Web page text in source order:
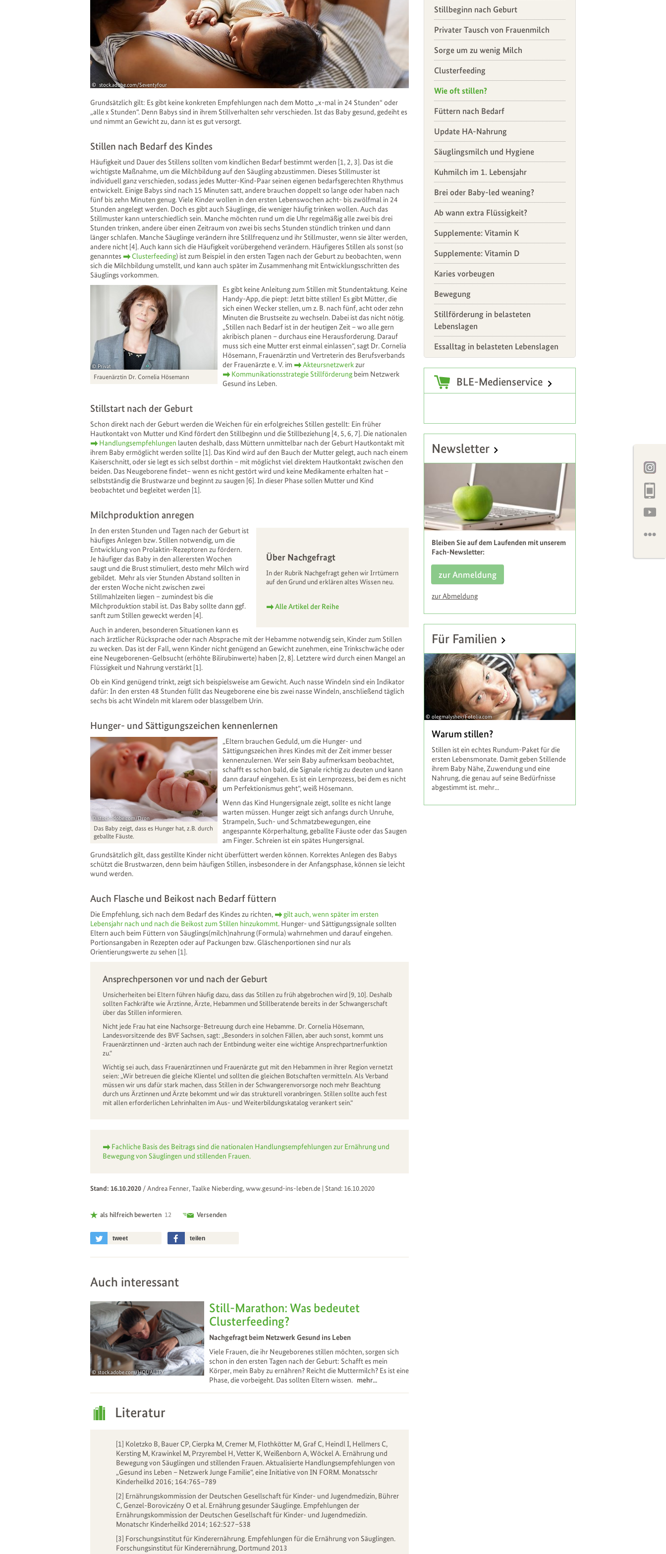
stock.adobe.com/Seventyfour
Grundsätzlich gilt: Es gibt keine konkreten Empfehlungen nach dem Motto „x-mal in 24 Stunden“ oder
„alle x Stunden“. Denn Babys sind in ihrem Stillverhalten sehr verschieden. Ist das Baby gesund, gedeiht es
und nimmt an Gewicht zu, dann ist es gut versorgt.
Stillen nach Bedarf des Kindes
Häufigkeit und Dauer des Stillens sollten vom kindlichen Bedarf bestimmt werden [1, 2, 3]. Das ist die
wichtigste Maßnahme, um die Milchbildung auf den Säugling abzustimmen. Dieses Stillmuster ist
individuell ganz verschieden, sodass jedes Mutter-Kind-Paar seinen eigenen bedarfsgerechten Rhythmus
entwickelt. Einige Babys sind nach 15 Minuten satt, andere brauchen doppelt so lange oder haben nach
fünf bis zehn Minuten genug. Viele Kinder wollen in den ersten Lebenswochen acht- bis zwölfmal in 24
Stunden angelegt werden. Doch es gibt auch Säuglinge, die weniger häufig trinken wollen. Auch das
Stillmuster kann unterschiedlich sein. Manche möchten rund um die Uhr regelmäßig alle zwei bis drei
Stunden trinken, andere über einen Zeitraum von zwei bis sechs Stunden stündlich trinken und dann
länger schlafen. Manche Säuglinge verändern ihre Stillfrequenz und ihr Stillmuster, wenn sie älter werden,
andere nicht [4]. Auch kann sich die Häufigkeit vorübergehend verändern. Häufigeres Stillen als sonst (so
genanntes
Clusterfeeding) ist zum Beispiel in den ersten Tagen nach der Geburt zu beobachten, wenn
sich die Milchbildung umstellt, und kann auch später im Zusammenhang mit Entwicklungsschritten des
Säuglings vorkommen.
Privat
Frauenärztin Dr. Cornelia Hösemann
Es gibt keine Anleitung zum Stillen mit Stundentaktung. Keine
Handy-App, die piept: Jetzt bitte stillen! Es gibt Mütter, die
sich einen Wecker stellen, um z. B. nach fünf, acht oder zehn
Minuten die Brustseite zu wechseln. Dabei ist das nicht nötig.
„Stillen nach Bedarf ist in der heutigen Zeit – wo alle gern
akribisch planen – durchaus eine Herausforderung. Darauf
muss sich eine Mutter erst einmal einlassen“, sagt Dr. Cornelia
Hösemann, Frauenärztin und Vertreterin des Berufsverbands
der Frauenärzte e. V. im
Akteursnetzwerkzur
Kommunikationsstrategie Stillförderung beim Netzwerk
Gesund ins Leben.
Stillstart nach der Geburt
Schon direkt nach der Geburt werden die Weichen für ein erfolgreiches Stillen gestellt: Ein früher
Hautkontakt von Mutter und Kind fördert den Stillbeginn und die Stillbeziehung [4, 5, 6, 7]. Die nationalen
Handlungsempfehlungen lauten deshalb, dass Müttern unmittelbar nach der Geburt Hautkontakt mit
ihrem Baby ermöglicht werden sollte [1]. Das Kind wird auf den Bauch der Mutter gelegt, auch nach einem
Kaiserschnitt, oder sie legt es sich selbst dorthin – mit möglichst viel direktem Hautkontakt zwischen den
beiden. Das Neugeborene findet– wenn es nicht gestört wird und keine Medikamente erhalten hat –
selbstständig die Brustwarze und beginnt zu saugen [6]. In dieser Phase sollen Mutter und Kind
beobachtet und begleitet werden [1].
Milchproduktion anregen
Über Nachgefragt
In der Rubrik Nachgefragt gehen wir Irrtümern
auf den Grund und erklären altes Wissen neu.
Alle Artikel der Reihe
In den ersten Stunden und Tagen nach der Geburt ist
häufiges Anlegen bzw. Stillen notwendig, um die
Entwicklung von Prolaktin-Rezeptoren zu fördern.
Je häufiger das Baby in den allerersten Wochen
saugt und die Brust stimuliert, desto mehr Milch wird
gebildet. Mehr als vier Stunden Abstand sollten in
der ersten Woche nicht zwischen zwei
Stillmahlzeiten liegen – zumindest bis die
Milchproduktion stabil ist. Das Baby sollte dann ggf.
sanft zum Stillen geweckt werden [4].
Auch in anderen, besonderen Situationen kann es
nach ärztlicher Rücksprache oder nach Absprache mit der Hebamme notwendig sein, Kinder zum Stillen
zu wecken. Das ist der Fall, wenn Kinder nicht genügend an Gewicht zunehmen, eine Trinkschwäche oder
eine Neugeborenen-Gelbsucht (erhöhte Bilirubinwerte) haben [2, 8]. Letztere wird durch einen Mangel an
Flüssigkeit und Nahrung verstärkt [1].
Ob ein Kind genügend trinkt, zeigt sich beispielsweise am Gewicht. Auch nasse Windeln sind ein Indikator
dafür: In den ersten 48 Stunden füllt das Neugeborene eine bis zwei nasse Windeln, anschließend täglich
sechs bis acht Windeln mit klarem oder blassgelbem Urin.
Hunger- und Sättigungszeichen kennenlernen
stock.adobe.com/Dron
Das Baby zeigt, dass es Hunger hat, z.B. durch
geballte Fäuste.
„Eltern brauchen Geduld, um die Hunger- und
Sättigungszeichen ihres Kindes mit der Zeit immer besser
kennenzulernen. Wer sein Baby aufmerksam beobachtet,
schafft es schon bald, die Signale richtig zu deuten und kann
dann darauf eingehen. Es ist ein Lernprozess, bei dem es nicht
um Perfektionismus geht“, weiß Hösemann.
Wenn das Kind Hungersignale zeigt, sollte es nicht lange
warten müssen. Hunger zeigt sich anfangs durch Unruhe,
Strampeln, Such- und Schmatzbewegungen, eine
angespannte Körperhaltung, geballte Fäuste oder das Saugen
am Finger. Schreien ist ein spätes Hungersignal.
Grundsätzlich gilt, dass gestillte Kinder nicht überfüttert werden können. Korrektes Anlegen des Babys
schützt die Brustwarzen, denn beim häufigen Stillen, insbesondere in der Anfangsphase, können sie leicht
wund werden.
Auch Flasche und Beikost nach Bedarf füttern
Die Empfehlung, sich nach dem Bedarf des Kindes zu richten,
gilt auch, wenn später im ersten
Lebensjahr nach und nach die Beikost zum Stillen hinzukommt. Hunger- und Sättigungssignale sollten
Eltern auch beim Füttern von Säuglings(milch)nahrung (Formula) wahrnehmen und darauf eingehen.
Portionsangaben in Rezepten oder auf Packungen bzw. Gläschenportionen sind nur als
Orientierungswerte zu sehen [1].
Ansprechpersonen vor und nach der Geburt
Unsicherheiten bei Eltern führen häufig dazu, dass das Stillen zu früh abgebrochen wird [9, 10]. Deshalb
sollten Fachkräfte wie Ärztinne, Ärzte, Hebammen und Stillberatende bereits in der Schwangerschaft
über das Stillen informieren.
Nicht jede Frau hat eine Nachsorge-Betreuung durch eine Hebamme. Dr. Cornelia Hösemann,
Landesvorsitzende des BVF Sachsen, sagt: „Besonders in solchen Fällen, aber auch sonst, kommt uns
Frauenärztinnen und -ärzten auch nach der Entbindung weiter eine wichtige Ansprechpartnerfunktion
zu.“
Wichtig sei auch, dass Frauenärztinnen und Frauenärzte gut mit den Hebammen in ihrer Region vernetzt
seien: „Wir betreuen die gleiche Klientel und sollten die gleichen Botschaften vermitteln. Als Verband
müssen wir uns dafür stark machen, dass Stillen in der Schwangerenvorsorge noch mehr Beachtung
durch uns Ärztinnen und Ärzte bekommt und wir das strukturell voranbringen. Stillen sollte auch fest
mit allen erforderlichen Lehrinhalten im Aus- und Weiterbildungskatalog verankert sein.“
Fachliche Basis des Beitrags sind die nationalen Handlungsempfehlungen zur Ernährung und
Bewegung von Säuglingen und stillenden Frauen.
Stand: 16.10.2020 /Andrea Fenner, Taalke Nieberding, www.gesund-ins-leben.de | Stand: 16.10.2020
als hilfreich bewerten 12 Versenden
tweet teilen
Auch interessant
stock.adobe.com/HQUALITY
Still-Marathon: Was bedeutet
Clusterfeeding?
Nachgefragt beim Netzwerk Gesund ins Leben
Viele Frauen, die ihr Neugeborenes stillen möchten, sorgen sich
schon in den ersten Tagen nach der Geburt: Schafft es mein
Körper, mein Baby zu ernähren? Reicht die Muttermilch? Es ist eine
Phase, die vorbeigeht. Das sollten Eltern wissen. mehr...
Literatur
[1] Koletzko B, Bauer CP, Cierpka M, Cremer M, Flothkötter M, Graf C, Heindl I, Hellmers C,
Kersting M, Krawinkel M, Przyrembel H, Vetter K, Weißenborn A, Wöckel A. Ernährung und
Bewegung von Säuglingen und stillenden Frauen. Aktualisierte Handlungsempfehlungen von
„Gesund ins Leben – Netzwerk Junge Familie“, eine Initiative von IN FORM. Monatsschr
Kinderheilkd 2016; 164:765–789
[2] Ernährungskommission der Deutschen Gesellschaft für Kinder- und Jugendmedizin, Bührer
C, Genzel-Boroviczény O et al. Ernährung gesunder Säuglinge. Empfehlungen der
Ernährungskommission der Deutschen Gesellschaft für Kinder- und Jugendmedizin.
Monatschr Kinderheilkd 2014; 162:527–538
[3] Forschungsinstitut für Kinderernährung. Empfehlungen für die Ernährung von Säuglingen.
Forschungsinstitut für Kinderernährung, Dortmund 2013
Stillbeginn nach Geburt
Privater Tausch von Frauenmilch
Sorge um zu wenig Milch
Clusterfeeding
Wie oft stillen?
Füttern nach Bedarf
Update HA-Nahrung
Säuglingsmilch und Hygiene
Kuhmilch im 1. Lebensjahr
Brei oder Baby-led weaning?
Ab wann extra Flüssigkeit?
Supplemente: Vitamin K
Supplemente: Vitamin D
Karies vorbeugen
Bewegung
Stillförderung in belasteten
Lebenslagen
Essalltag in belasteten Lebenslagen
Zusatzinformationen
BLE-Medienservice
Newsletter
Bleiben Sie auf dem Laufenden mit unserem
Fach-Newsletter:
zur Anmeldung
zur Abmeldung
Für Familien
olegmalyshev/Fotolia.com
Warum stillen?
Stillen ist ein echtes Rundum-Paket für die
ersten Lebensmonate. Damit geben Stillende
ihrem Baby Nähe, Zuwendung und eine
Nahrung, die genau auf seine Bedürfnisse
abgestimmt ist. mehr...